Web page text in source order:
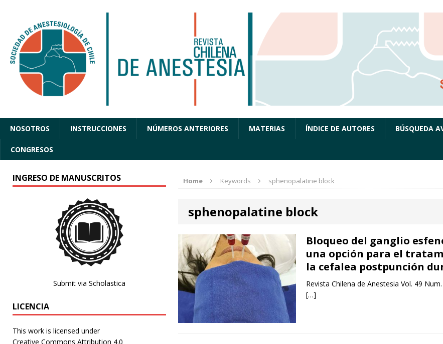
NOSOTROS INSTRUCCIONES NÚMEROS ANTERIORES MATERIAS ÍNDICE DE AUTORES BÚSQUEDA
CONGRESOS
Home Keywords sphenopalatine block
sphenopalatine block
Bloqueo del ganglio
una opción para el
la cefalea postpunción
Revista Chilena de Anestesia Vol. 49
[…]
INGRESO DE MANUSCRITOS
Submit via Scholastica
LICENCIA
This work is licensed under
Creative Commons Attribution 4.0